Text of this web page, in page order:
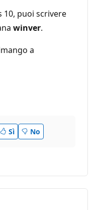
10, puoi scrivere
winver.
a
Sì No